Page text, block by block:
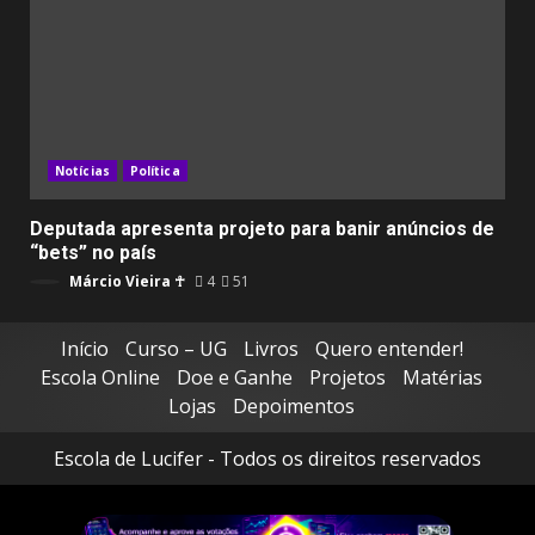
Notícias Política
Deputada apresenta projeto para banir anúncios de
“bets” no país
Márcio Vieira ☥ 4 51
Início Curso – UG Livros
Quero entender!
Escola Online
Doe e Ganhe Projetos
Matérias
Lojas
Depoimentos
Escola de Lucifer - Todos os direitos reservados